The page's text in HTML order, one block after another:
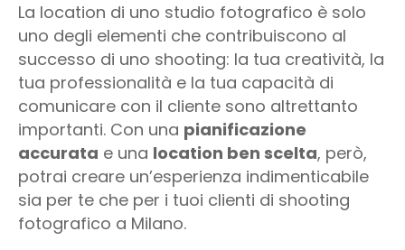
La location di uno studio fotografico è solo
uno degli elementi che contribuiscono al
successo di uno shooting: la tua creatività, la
tua professionalità e la tua capacità di
comunicare con il cliente sono altrettanto
importanti. Con una pianificazione
accurata e una location ben scelta, però,
potrai creare un’esperienza indimenticabile
sia per te che per i tuoi clienti di shooting
fotografico a Milano.